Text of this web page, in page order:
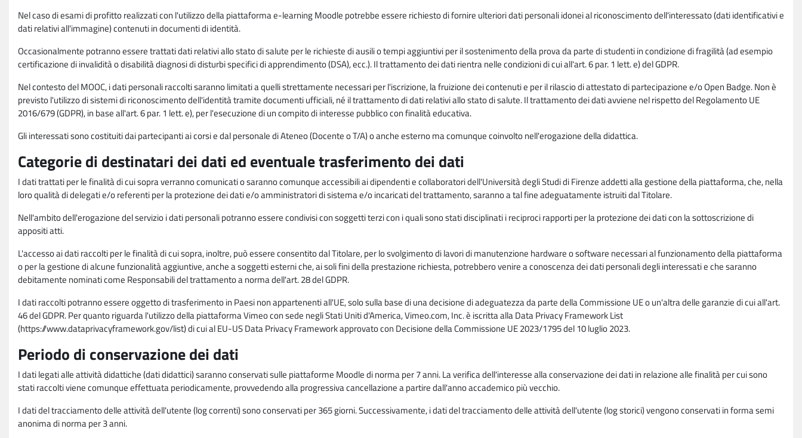
Nel caso di esami di profitto realizzati con l'utilizzo della piattaforma e-learning Moodle potrebbe essere richiesto di fornire ulteriori dati personali idonei al riconoscimento dell'interessato (dati identificativi e
dati relativi all'immagine) contenuti in documenti di identità.
Occasionalmente potranno essere trattati dati relativi allo stato di salute per le richieste di ausili o tempi aggiuntivi per il sostenimento della prova da parte di studenti in condizione di fragilità (ad esempio
certificazione di invalidità o disabilità diagnosi di disturbi specifici di apprendimento (DSA), ecc.). Il trattamento dei dati rientra nelle condizioni di cui all'art. 6 par. 1 lett. e) del GDPR.
Nel contesto del MOOC, i dati personali raccolti saranno limitati a quelli strettamente necessari per l'iscrizione, la fruizione dei contenuti e per il rilascio di attestato di partecipazione e/o Open Badge. Non è
previsto l'utilizzo di sistemi di riconoscimento dell'identità tramite documenti ufficiali, né il trattamento di dati relativi allo stato di salute. Il trattamento dei dati avviene nel rispetto del Regolamento UE
2016/679 (GDPR), in base all'art. 6 par. 1 lett. e), per l'esecuzione di un compito di interesse pubblico con finalità educativa.
Gli interessati sono costituiti dai partecipanti ai corsi e dal personale di Ateneo (Docente o T/A) o anche esterno ma comunque coinvolto nell'erogazione della didattica.
Categorie di destinatari dei dati ed eventuale trasferimento dei dati
I dati trattati per le finalità di cui sopra verranno comunicati o saranno comunque accessibili ai dipendenti e collaboratori dell'Università degli Studi di Firenze addetti alla gestione della piattaforma, che, nella
loro qualità di delegati e/o referenti per la protezione dei dati e/o amministratori di sistema e/o incaricati del trattamento, saranno a tal fine adeguatamente istruiti dal Titolare.
Nell'ambito dell'erogazione del servizio i dati personali potranno essere condivisi con soggetti terzi con i quali sono stati disciplinati i reciproci rapporti per la protezione dei dati con la sottoscrizione di
appositi atti.
L'accesso ai dati raccolti per le finalità di cui sopra, inoltre, può essere consentito dal Titolare, per lo svolgimento di lavori di manutenzione hardware o software necessari al funzionamento della piattaforma
o per la gestione di alcune funzionalità aggiuntive, anche a soggetti esterni che, ai soli fini della prestazione richiesta, potrebbero venire a conoscenza dei dati personali degli interessati e che saranno
debitamente nominati come Responsabili del trattamento a norma dell'art. 28 del GDPR.
I dati raccolti potranno essere oggetto di trasferimento in Paesi non appartenenti all'UE, solo sulla base di una decisione di adeguatezza da parte della Commissione UE o un'altra delle garanzie di cui all'art.
46 del GDPR. Per quanto riguarda l'utilizzo della piattaforma Vimeo con sede negli Stati Uniti d'America, Vimeo.com, Inc. è iscritta alla Data Privacy Framework List
(https://www.dataprivacyframework.gov/list) di cui al EU-US Data Privacy Framework approvato con Decisione della Commissione UE 2023/1795 del 10 luglio 2023.
Periodo di conservazione dei dati
I dati legati alle attività didattiche (dati didattici) saranno conservati sulle piattaforme Moodle di norma per 7 anni. La verifica dell'interesse alla conservazione dei dati in relazione alle finalità per cui sono
stati raccolti viene comunque effettuata periodicamente, provvedendo alla progressiva cancellazione a partire dall'anno accademico più vecchio.
I dati del tracciamento delle attività dell'utente (log correnti) sono conservati per 365 giorni. Successivamente, i dati del tracciamento delle attività dell'utente (log storici) vengono conservati in forma semi
anonima di norma per 3 anni.